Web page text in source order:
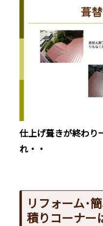
仕上げ葺きが終わり
れ・・
リフォーム･
積りコーナー